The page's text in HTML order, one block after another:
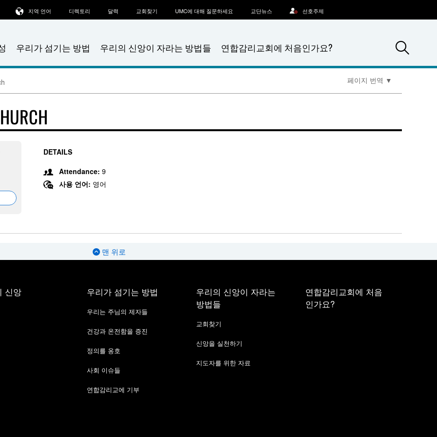
우리가 섬기는 방법 우리의 신앙이 자라는 방법들 연합감리교회에 처음인가요?
지역 언어 디렉토리 달력 교회찾기 UMC에 대해 질문하세요 교단뉴스 선호주제
페이지 번역 ▼
DETAILS
Attendance: 9
사용 언어: 영어
맨 위로
신앙 우리가 섬기는 방법
우리는 주님의 제자들
건강과 온전함을 증진
정의를 옹호
사회 이슈들
연합감리교에 기부
우리의 신앙이 자라는
방법들
교회찾기
신앙을 실천하기
지도자를 위한 자료
연합감리교회에 처음
인가요?